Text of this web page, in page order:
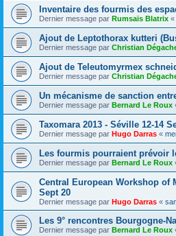
Inventaire des fourmis des
Dernier message par Rumsaïs Blatrix «
Ajout de Leptothorax kutteri
Dernier message par Christian
Ajout de Teleutomyrmex
Dernier message par Christian
Un mécanisme de sanction
Dernier message par Bernard Le Roux
Taxomara 2013 - Séville 12-14
Dernier message par Hugo Darras «
Les fourmis pourraient prévoir
Dernier message par Bernard Le Roux
Central European Workshop of
Sept 20
Dernier message par Hugo Darras «
Les 9° rencontres Bourgogne-
Dernier message par Bernard Le Roux